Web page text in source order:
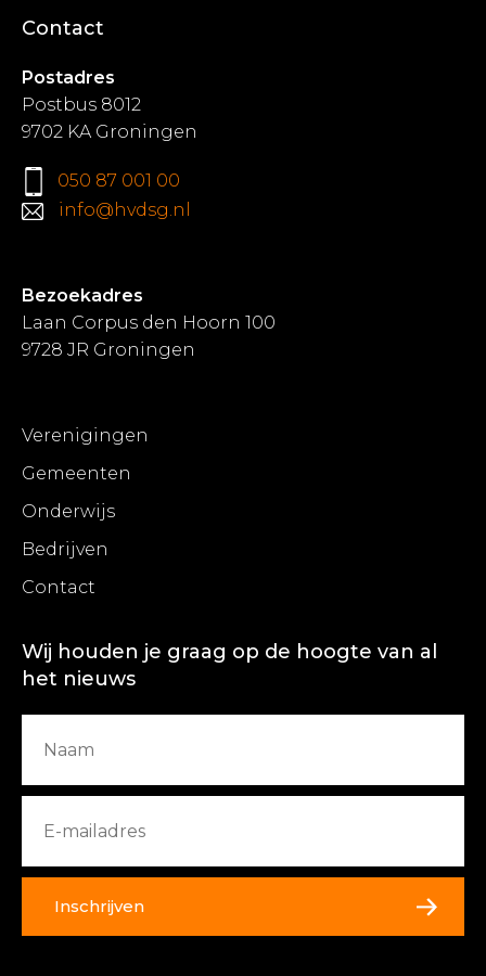
Contact
Postadres
Postbus 8012
9702 KA Groningen
050 87 001 00
info@hvdsg.nl
Bezoekadres
Laan Corpus den Hoorn 100
9728 JR Groningen
Verenigingen
Gemeenten
Onderwijs
Bedrijven
Contact
Wij houden je graag op de hoogte van al
het nieuws
Inschrijven